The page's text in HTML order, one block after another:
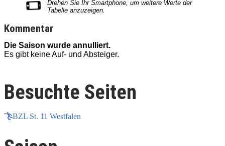
Kommentar
Die Saison wurde annulliert.
Es gibt keine Auf- und Absteiger.
Besuchte Seiten
BZL St. 11 Westfalen